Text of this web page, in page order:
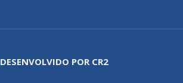
DESENVOLVIDO POR CR2